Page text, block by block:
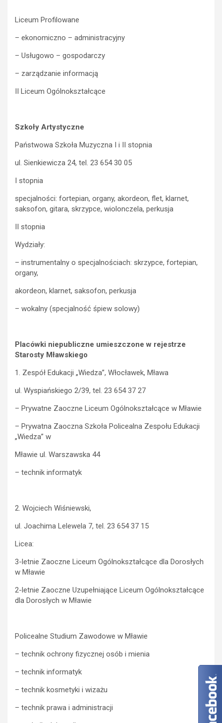
Liceum Profilowane
– ekonomiczno – administracyjny
– Usługowo – gospodarczy
– zarządzanie informacją
II Liceum Ogólnokształcące
Szkoły Artystyczne
Państwowa Szkoła Muzyczna I i II stopnia
ul. Sienkiewicza 24, tel. 23 654 30 05
I stopnia
specjalności: fortepian, organy, akordeon, flet, klarnet,
saksofon, gitara, skrzypce, wiolonczela, perkusja
II stopnia
Wydziały:
– instrumentalny o specjalnościach: skrzypce, fortepian,
organy,
akordeon, klarnet, saksofon, perkusja
– wokalny (specjalność śpiew solowy)
Placówki niepubliczne umieszczone w rejestrze
Starosty Mławskiego
1. Zespół Edukacji „Wiedza”, Włocławek, Mława
ul. Wyspiańskiego 2/39, tel. 23 654 37 27
– Prywatne Zaoczne Liceum Ogólnokształcące w Mławie
– Prywatna Zaoczna Szkoła Policealna Zespołu Edukacji
„Wiedza” w
Mławie ul. Warszawska 44
– technik informatyk
2. Wojciech Wiśniewski,
ul. Joachima Lelewela 7, tel. 23 654 37 15
Licea:
3-letnie Zaoczne Liceum Ogólnokształcące dla Dorosłych
w Mławie
2-letnie Zaoczne Uzupełniające Liceum Ogólnokształcące
dla Dorosłych w Mławie
Policealne Studium Zawodowe w Mławie
– technik ochrony fizycznej osób i mienia
– technik informatyk
– technik kosmetyki i wizażu
– technik prawa i administracji